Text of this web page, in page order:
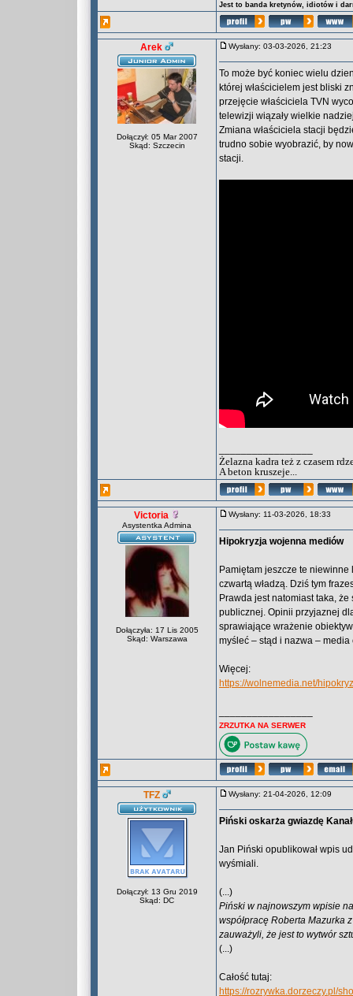
Jest to banda kretynów, idiotów i
Arek
Dołączył: 05 Mar 2007
Skąd: Szczecin
Wysłany: 03-03-2026, 21:23
To może być koniec wielu
której właścicielem jest bliski
przejęcie właściciela TVN
telewizji wiązały wielkie
Zmiana właściciela stacji
trudno sobie wyobrazić, by
stacji.
Żelazna kadra też z czasem
A beton kruszeje...
Victoria
Asystentka Admina
Dołączyła: 17 Lis 2005
Skąd: Warszawa
Wysłany: 11-03-2026, 18:33
Hipokryzja wojenna mediów
Pamiętam jeszcze te niewinne
czwartą władzą. Dziś tym
Prawda jest natomiast taka,
publicznej. Opinii przyjaznej
sprawiające wrażenie
myśleć – stąd i nazwa –
Więcej:
https://wolnemedia.net/
ZRZUTKA NA SERWER
TFZ
Dołączył: 13 Gru 2019
Skąd: DC
Wysłany: 21-04-2026, 12:09
Piński oskarża gwiazdę
Jan Piński opublikował wpis
wyśmiali.
(...)
Piński w najnowszym wpisie
współpracę Roberta Mazurka
zauważyli, że jest to wytwór
(...)
Całość tutaj:
https://rozrywka.dorzeczy.pl/